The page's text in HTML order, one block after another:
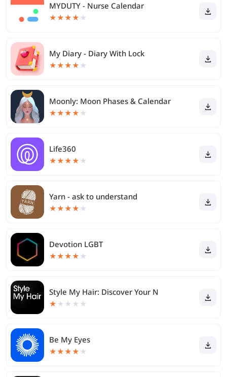
MYDUTY - Nurse Calendar
★★★★ ★
My Diary - Diary With Lock
★★★★ ★
Moonly: Moon Phases & Calendar
★★★★ ★
Life360
★★★★ ★
Yarn - ask to understand
★★★★ ★
Devotion LGBT
★★★★ ★
Style My Hair: Discover Your N
★ ★ ★ ★ ★
Be My Eyes
★★★★ ★